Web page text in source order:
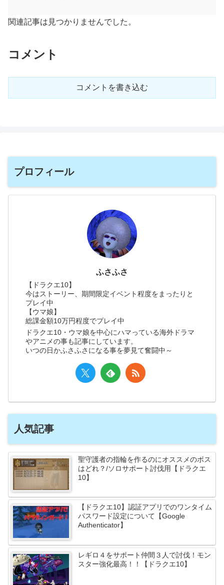
関連記事は見つかりませんでした。
コメント
コメントを書き込む
プロフィール
ふさふさ
【ドラクエ10】
今はストーリー、期間限定イベント程度をまったりと
プレイ中
【ウマ娘】
総課金額10万円程度でプレイ中
ドラクエ10・ウマ娘を中心にハマっている海外ドラマ
やアニメの事も記事にしています。
いつの日かふさふさになる事を夢見て奮闘中～
人気記事
聖守護者の指輪を作るのにオススメのボス
はどれ？/ソロサポート討伐用【ドラクエ
10】
【ドラクエ10】認証アプリでのワンタイム
パスワード設定について【Google
Authenticator】
レギロ４をサポート仲間３人で討伐！モン
スター強化最高！！【ドラクエ10】